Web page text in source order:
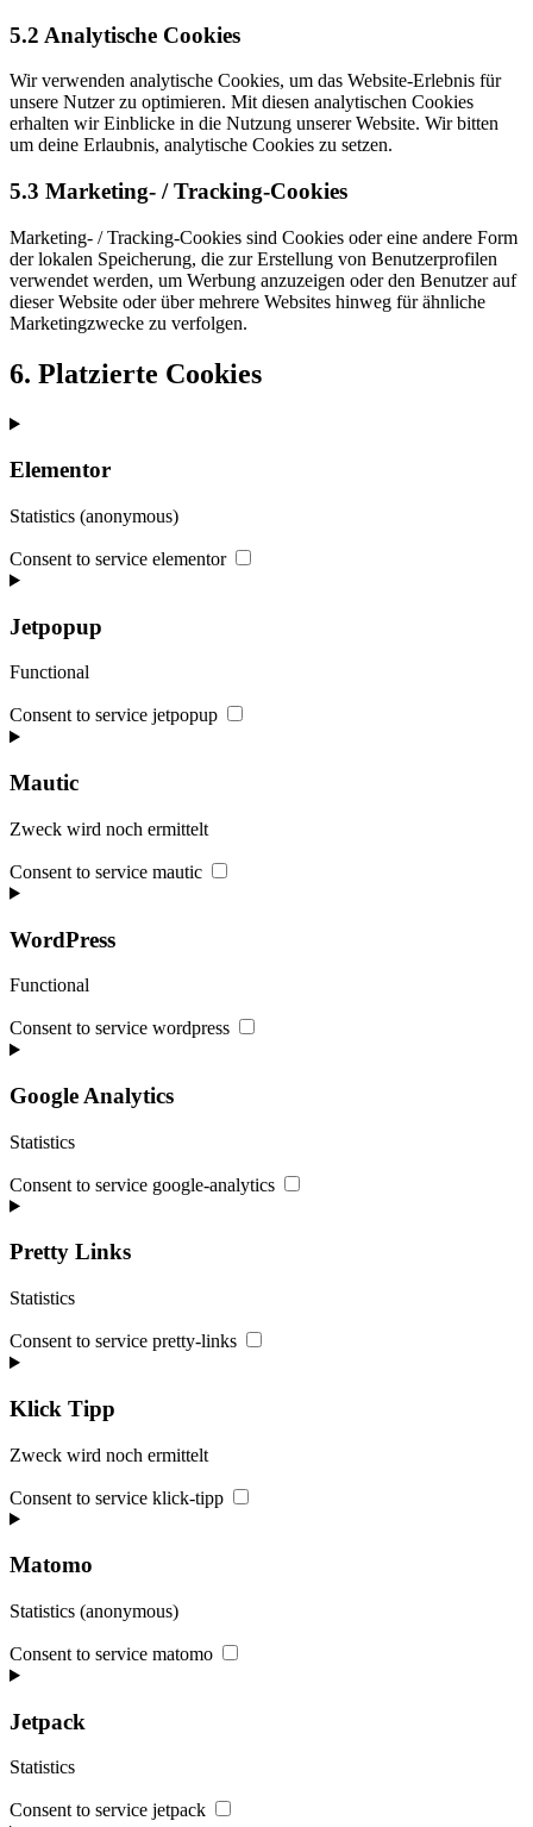
5.2 Analytische Cookies
Wir verwenden analytische Cookies, um das Website-Erlebnis für
unsere Nutzer zu optimieren. Mit diesen analytischen Cookies
erhalten wir Einblicke in die Nutzung unserer Website. Wir bitten
um deine Erlaubnis, analytische Cookies zu setzen.
5.3 Marketing- / Tracking-Cookies
Marketing- / Tracking-Cookies sind Cookies oder eine andere Form
der lokalen Speicherung, die zur Erstellung von Benutzerprofilen
verwendet werden, um Werbung anzuzeigen oder den Benutzer auf
dieser Website oder über mehrere Websites hinweg für ähnliche
Marketingzwecke zu verfolgen.
6. Platzierte Cookies
Elementor
Statistics (anonymous)
Consent to service elementor
Jetpopup
Functional
Consent to service jetpopup
Mautic
Zweck wird noch ermittelt
Consent to service mautic
WordPress
Functional
Consent to service wordpress
Google Analytics
Statistics
Consent to service google-analytics
Pretty Links
Statistics
Consent to service pretty-links
Klick Tipp
Zweck wird noch ermittelt
Consent to service klick-tipp
Matomo
Statistics (anonymous)
Consent to service matomo
Jetpack
Statistics
Consent to service jetpack